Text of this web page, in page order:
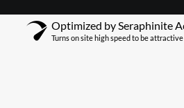
Optimized by Seraphinite
Turns on site high speed to be